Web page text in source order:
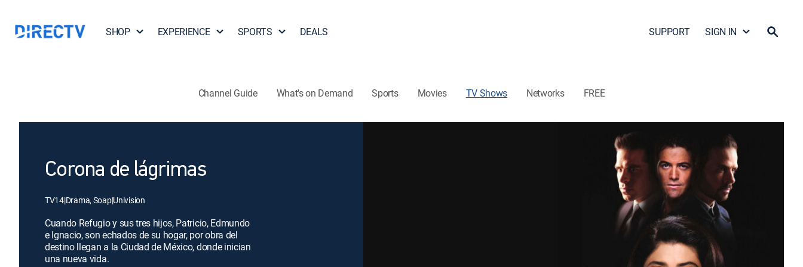
SHOP EXPERIENCE SPORTS DEALS SUPPORT SIGN IN
Channel Guide What's on Demand Sports Movies TV Shows Networks FREE
Corona de lágrimas
TV14|Drama, Soap|Univision
Cuando Refugio y sus tres hijos, Patricio, Edmundo
e Ignacio, son echados de su hogar, por obra del
destino llegan a la Ciudad de México, donde inician
una nueva vida.